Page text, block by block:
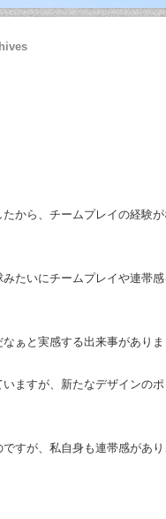
から、チームプレイの経験
たいにチームプレイや連帯
ぁと実感する出来事があり
ますが、新たなデザインの
すが、私自身も連帯感があ